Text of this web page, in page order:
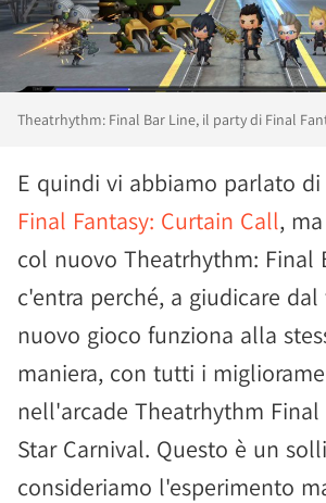
Theatrhythm: Final Bar Line, il party di Final
E quindi vi abbiamo parlato di
Final Fantasy: Curtain Call,
col nuovo Theatrhythm: Final
c'entra perché, a giudicare
nuovo gioco funziona alla
maniera, con tutti i
nell'arcade Theatrhythm Final
Star Carnival. Questo è un
consideriamo l'esperimento